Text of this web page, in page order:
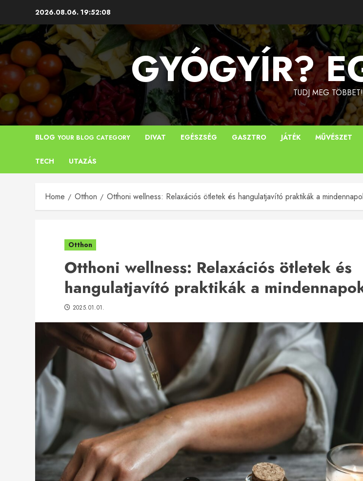
content
2026.08.06. 19:52:10
GYÓGYÍR?TUDJ MEG TÖBBET!
BLOG YOUR BLOG CATEGORY DIVAT EGÉSZSÉG GASZTRO JÁTÉK MŰVÉSZET
TECH UTAZÁS
Home Otthon Otthoni wellness: Relaxációs ötletek és hangulatjavító praktikák a
Otthon
Otthoni wellness: Relaxációs ötletek és
hangulatjavító praktikák a
2025.01.01.